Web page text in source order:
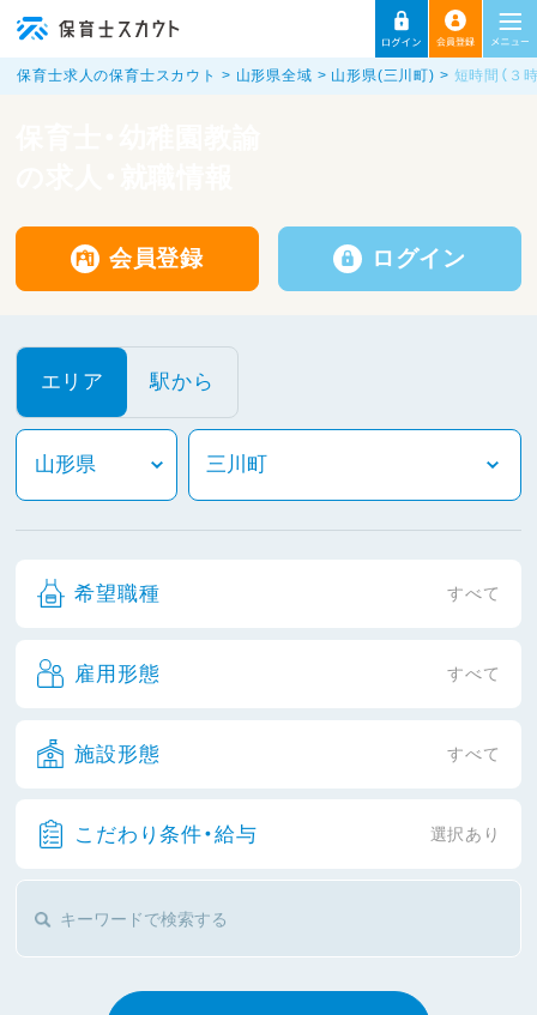
保育士求人の保育士スカウト 山形県全域 山形県(三川町) 短時間（３
会員登録 ログイン
エリア 駅から
希望職種 すべて
雇用形態 すべて
施設形態 すべて
こだわり条件・給与 選択あり